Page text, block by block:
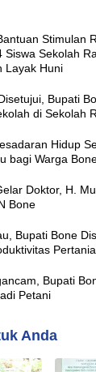
Stimulan
Siswa Sekolah
Layak Huni
Bupati
di Sekolah
Hidup
bagi Warga
Doktor, H.
Bone
Bupati Bone
Bupati
Petani
Anda